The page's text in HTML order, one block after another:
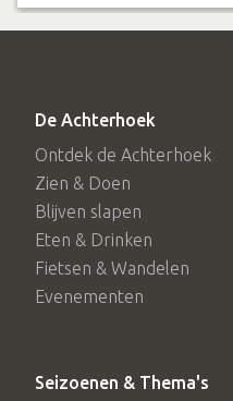
De Achterhoek
Ontdek de Achterhoek
Zien & Doen
Blijven slapen
Eten & Drinken
Fietsen & Wandelen
Evenementen
Seizoenen & Thema's